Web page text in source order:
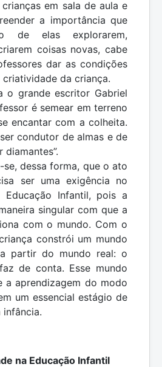
em sala de aula e
a importância que
de elas explorarem,
coisas novas, cabe
dar as condições
da criança.
o grande escritor Gabriel
é semear em terreno
encantar com a colheita.
condutor de almas e de
diamantes”.
forma, que o ato
ser uma exigência no
Infantil, pois a
singular com que a
com o mundo. Com o
constrói um mundo
partir do mundo real: o
de conta. Esse mundo
a aprendizagem do modo
um essencial estágio de
infância.
na Educação Infantil